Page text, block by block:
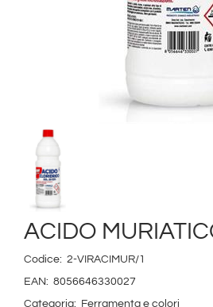
ACIDO
Codice: 2-VIRACIMUR/1
EAN: 8056646330027
Categoria: Ferramenta e colori